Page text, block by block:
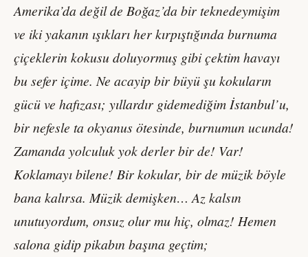
Amerika’da değil de Boğaz’da bir teknedeymişim
ve iki yakanın ışıkları her kırpıştığında burnuma
çiçeklerin kokusu doluyormuş gibi çektim havayı
bu sefer içime. Ne acayip bir büyü şu kokuların
gücü ve hafızası; yıllardır gidemediğim İstanbul’u,
bir nefesle ta okyanus ötesinde, burnumun ucunda!
Zamanda yolculuk yok derler bir de! Var!
Koklamayı bilene! Bir kokular, bir de müzik böyle
bana kalırsa. Müzik demişken… Az kalsın
unutuyordum, onsuz olur mu hiç, olmaz! Hemen
salona gidip pikabın başına geçtim;